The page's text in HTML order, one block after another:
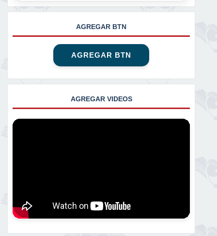
AGREGAR BTN
AGREGAR BTN
AGREGAR VIDEOS